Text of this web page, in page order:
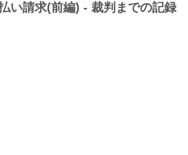
い請求(前編) - 裁判までの記録